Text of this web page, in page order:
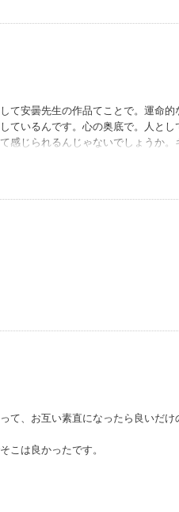
枚かあったけど最高にエッチな一枚
生活臭のある甘いイチャイチャ。
ので気になる！
て安曇先生の作品てことで。運命
ているんです。心の奥底で。人と
感じられるんじゃないでしょうか
ないものに出会えた楓太と柊でし
て、お互い素直になったら良いだ
こは良かったです。